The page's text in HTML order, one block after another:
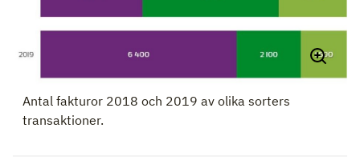
Antal fakturor 2018 och 2019 av olika sorters
transaktioner.